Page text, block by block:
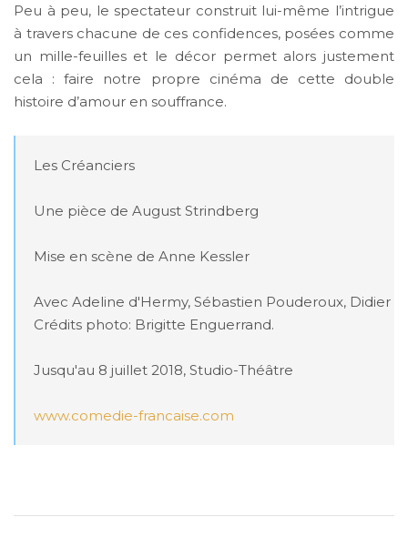
Peu à peu, le spectateur construit lui-même l’intrigue
à travers chacune de ces confidences, posées comme
un mille-feuilles et le décor permet alors justement
cela : faire notre propre cinéma de cette double
histoire d’amour en souffrance.
Les Créanciers
Une pièce de August Strindberg
Mise en scène de Anne Kessler
Avec Adeline d'Hermy, Sébastien Pouderoux, Didier
Crédits photo: Brigitte Enguerrand.
Jusqu'au 8 juillet 2018, Studio-Théâtre
www.comedie-francaise.com